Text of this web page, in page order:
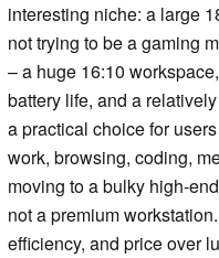
interesting niche: a large
not trying to be a gaming
– a huge 16:10
battery life, and a
a practical choice for
work, browsing, coding,
moving to a bulky high-
not a premium
efficiency, and price over